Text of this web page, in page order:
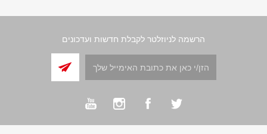
הרשמה לניוזלטר לקבלת חדשות ועדכונים